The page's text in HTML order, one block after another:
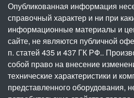
Опубликованная информация
справочный характер и ни при
информационные материалы и
сайте, не являются публичной
п. статей 435 и 437 ГК РФ..
собой право на внесение
технические характеристики и
представленного оборудования,